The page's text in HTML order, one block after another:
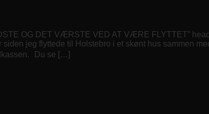
OG DET VÆRSTE VED AT VÆRE FLYTTET”
siden jeg flyttede til Holstebro i et skønt hus sammen
Du se […]